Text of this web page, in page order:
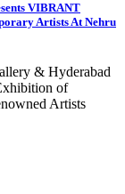
VIBRANT
Artists At Nehru
& Hyderabad
of
Artists